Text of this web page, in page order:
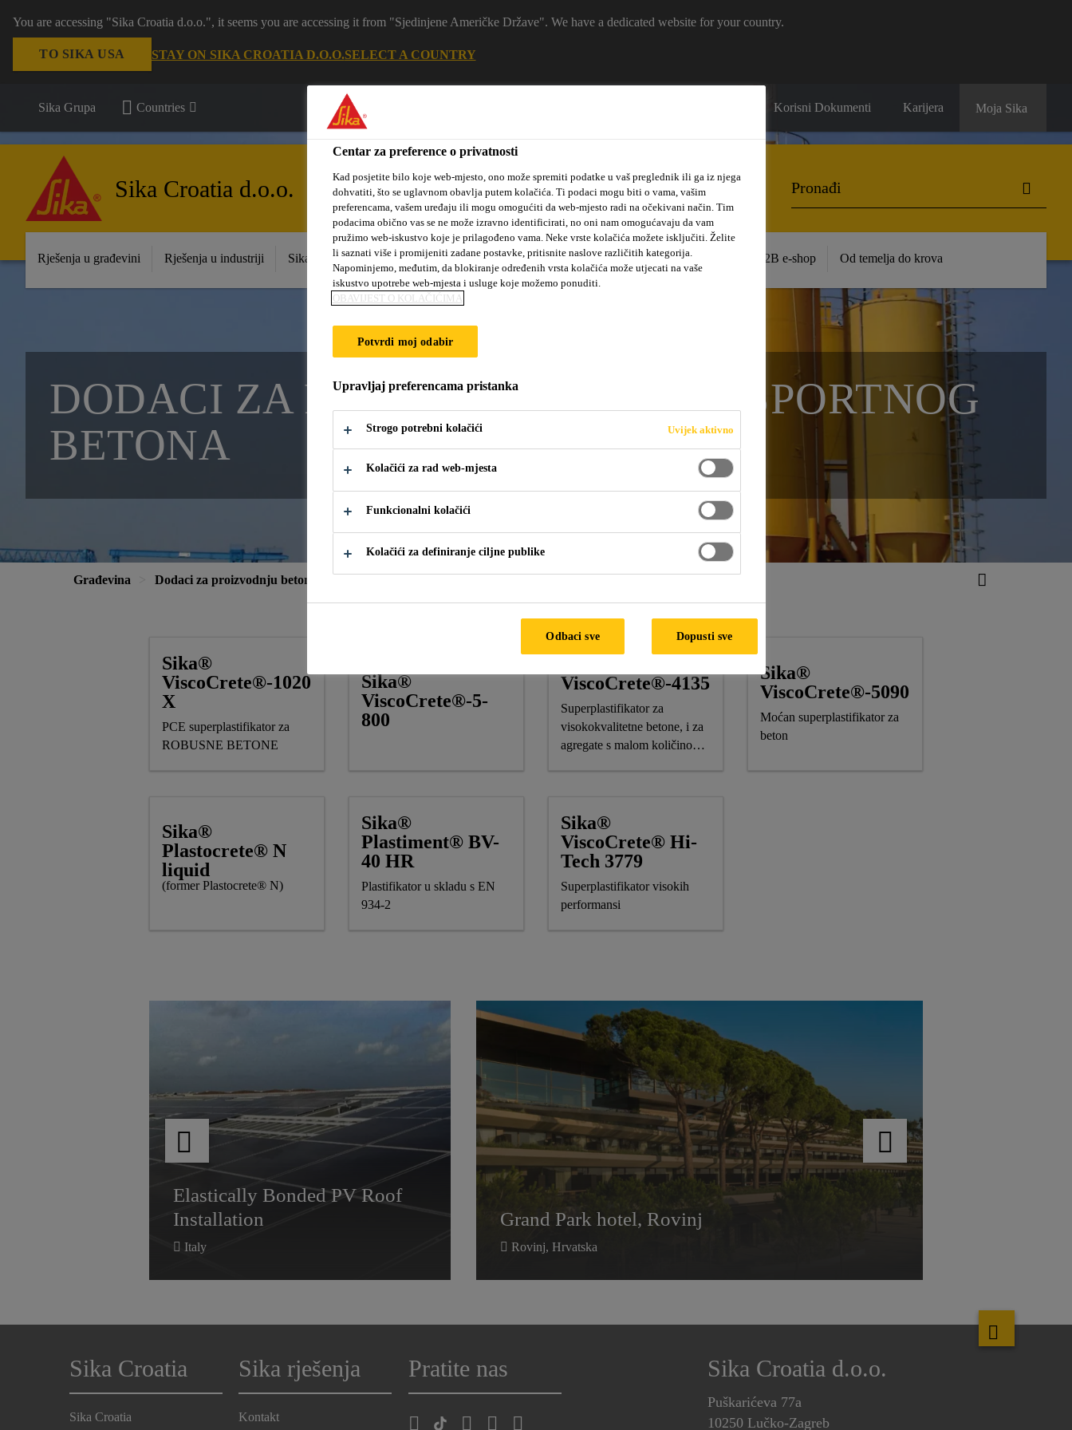
You are accessing "Sika Croatia d.o.o.", it seems you are accessing it from "Sjedinjene Američke Države". We have a dedicated website for your country.
TO SIKA USA STAY ON SIKA CROATIA D.O.O.SELECT A COUNTRY
Sika Grupa Countries Korisni Dokumenti Karijera Moja Sika
Sika Croatia d.o.o.
Rješenja u građevini Rješenja u industriji Sika prodajna mjesta Novosti #dobrakemija O nama Projekti i reference B2B e-shop Od temelja do krova
DODACI ZA PROIZVODNJU TRANSPORTNOG
BETONA
Građevina Dodaci za proizvodnju betona
Sika®
ViscoCrete®-1020
X
PCE superplastifikator za
ROBUSNE BETONE
Sika®
ViscoCrete®-5-
800
ViscoCrete®-4135
Superplastifikator za
visokokvalitetne betone, i za
agregate s malom količinom
Sika®
ViscoCrete®-5090
Moćan superplastifikator za
beton
Sika®
Plastocrete® N
liquid
(former Plastocrete® N)
Sika®
Plastiment® BV-
40 HR
Plastifikator u skladu s EN
934-2
Sika®
ViscoCrete® Hi-
Tech 3779
Superplastifikator visokih
performansi
Elastically Bonded PV Roof
Installation
Italy
Elastically Bonded PV Roof
Installation
Grand Park hotel, Rovinj
Rovinj, Hrvatska
Grand Park hotel, Rovinj
Sika Croatia
Sika Croatia
Sika rješenja
Kontakt
Pratite nas Sika Croatia d.o.o.
Puškarićeva 77a
10250 Lučko-Zagreb
Centar za preference o privatnosti
Kad posjetite bilo koje web-mjesto, ono može spremiti podatke u vaš preglednik ili ga iz njega
dohvatiti, što se uglavnom obavlja putem kolačića. Ti podaci mogu biti o vama, vašim
preferencama, vašem uređaju ili mogu omogućiti da web-mjesto radi na očekivani način. Tim
podacima obično vas se ne može izravno identificirati, no oni nam omogućavaju da vam
pružimo web-iskustvo koje je prilagođeno vama. Neke vrste kolačića možete isključiti. Želite
li saznati više i promijeniti zadane postavke, pritisnite naslove različitih kategorija.
Napominjemo, međutim, da blokiranje određenih vrsta kolačića može utjecati na vaše
iskustvo upotrebe web-mjesta i usluge koje možemo ponuditi.
OBAVIJEST O KOLAČIĆIMA
Potvrdi moj odabir
Upravljaj preferencama pristanka
Strogo potrebni kolačići Uvijek aktivno
Kolačići za rad web-mjesta
Funkcionalni kolačići
Kolačići za definiranje ciljne publike
Odbaci sve Dopusti sve